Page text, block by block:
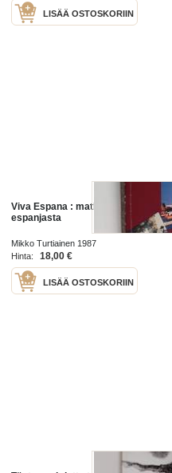
LISÄÄ OSTOSKORIIN
Viva Espana : matkailukirja
espanjasta
Mikko Turtiainen 1987
Hinta:
18,00 €
LISÄÄ OSTOSKORIIN